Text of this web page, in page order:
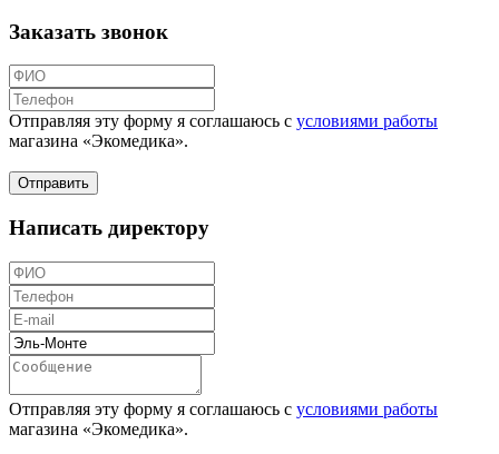
Заказать звонок
Отправляя эту форму я соглашаюсь с условиями работы
магазина «Экомедика».
Написать директору
Отправляя эту форму я соглашаюсь с условиями работы
магазина «Экомедика».